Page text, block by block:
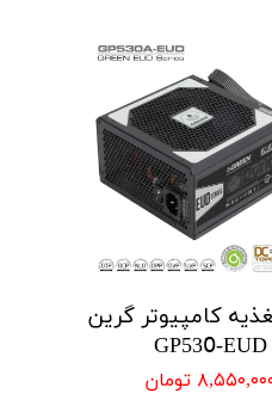
کامپیوتر گرین
GP530َ-EUD
تومان